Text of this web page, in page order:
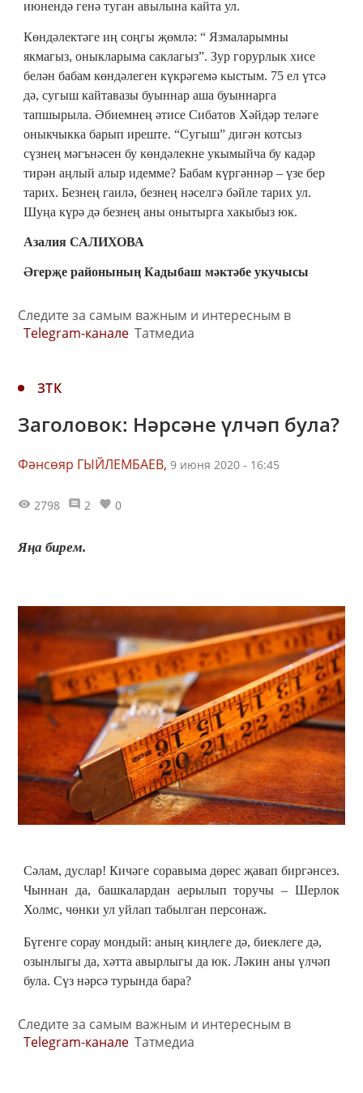
июнендә генә туган авылына кайта ул.
Көндәлектәге иң соңгы җөмлә: “ Язмаларымны
якмагыз, оныкларыма саклагыз”. Зур горурлык хисе
белән бабам көндәлеген күкрәгемә кыстым. 75 ел үтсә
дә, сугыш кайтавазы буыннар аша буыннарга
тапшырыла. Әбиемнең әтисе Сибатов Хәйдәр теләге
оныкчыкка барып иреште. “Сугыш” дигән котсыз
сүзнең мәгънәсен бу көндәлекне укымыйча бу кадәр
тирән аңлый алыр идемме? Бабам күргәннәр – үзе бер
тарих. Безнең гаилә, безнең нәселгә бәйле тарих ул.
Шуңа күрә дә безнең аны онытырга хакыбыз юк.
Азалия САЛИХОВА
Әгерҗе районының Кадыбаш мәктәбе укучысы
Следите за самым важным и интересным в
Telegram-канале Татмедиа
ЗТК
Заголовок: Нәрсәне үлчәп була?
Фәнсөяр ГЫЙЛЕМБАЕВ, 9 июня 2020 - 16:45
2798 2 0
Яңа бирем.
Сәлам, дуслар! Кичәге соравыма дөрес җавап биргәнсез.
Чыннан да, башкалардан аерылып торучы – Шерлок
Холмс, чөнки ул уйлап табылган персонаж.
Бүгенге сорау мондый: аның киңлеге дә, биеклеге дә,
озынлыгы да, хәтта авырлыгы да юк. Ләкин аны үлчәп
була. Сүз нәрсә турында бара?
Следите за самым важным и интересным в
Telegram-канале Татмедиа